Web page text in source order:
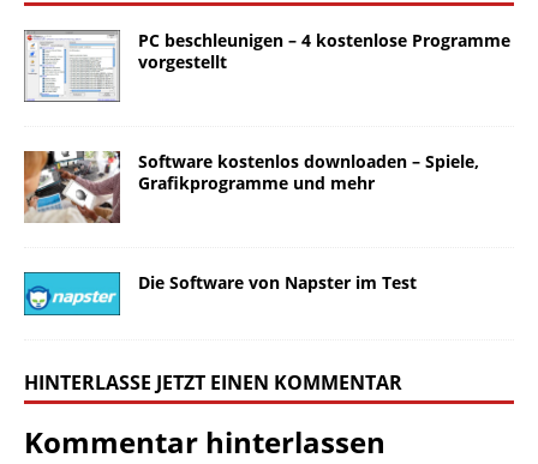
PC beschleunigen – 4 kostenlose Programme
vorgestellt
Software kostenlos downloaden – Spiele,
Grafikprogramme und mehr
Die Software von Napster im Test
HINTERLASSE JETZT EINEN KOMMENTAR
Kommentar hinterlassen